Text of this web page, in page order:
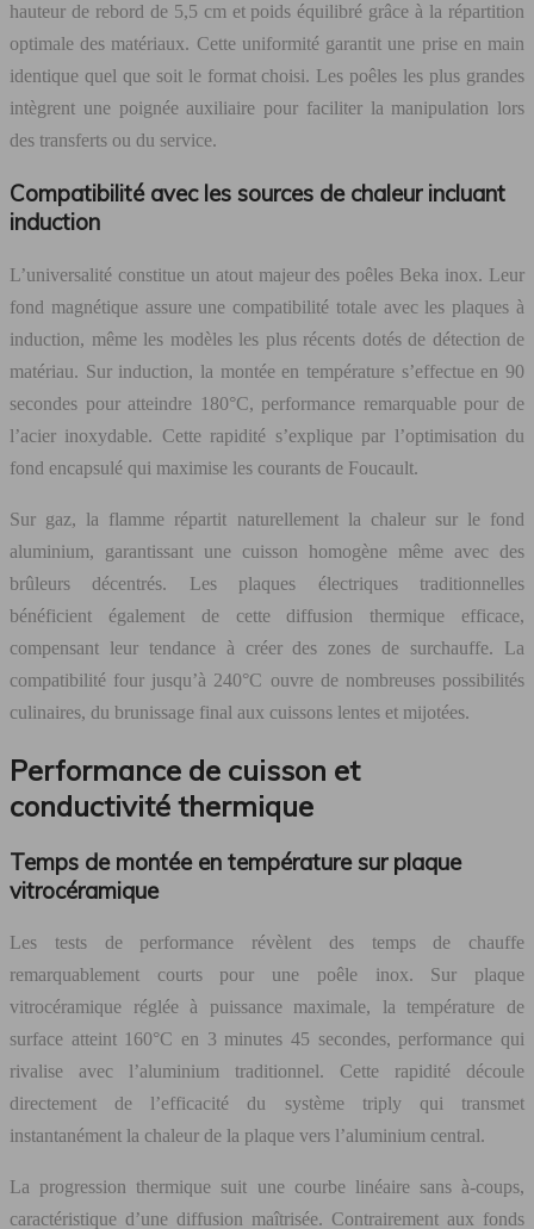
hauteur de rebord de 5,5 cm et poids équilibré grâce à la répartition
optimale des matériaux. Cette uniformité garantit une prise en main
identique quel que soit le format choisi. Les poêles les plus grandes
intègrent une poignée auxiliaire pour faciliter la manipulation lors
des transferts ou du service.
Compatibilité avec les sources de chaleur incluant
induction
L’universalité constitue un atout majeur des poêles Beka inox. Leur
fond magnétique assure une compatibilité totale avec les plaques à
induction, même les modèles les plus récents dotés de détection de
matériau. Sur induction, la montée en température s’effectue en 90
secondes pour atteindre 180°C, performance remarquable pour de
l’acier inoxydable. Cette rapidité s’explique par l’optimisation du
fond encapsulé qui maximise les courants de Foucault.
Sur gaz, la flamme répartit naturellement la chaleur sur le fond
aluminium, garantissant une cuisson homogène même avec des
brûleurs décentrés. Les plaques électriques traditionnelles
bénéficient également de cette diffusion thermique efficace,
compensant leur tendance à créer des zones de surchauffe. La
compatibilité four jusqu’à 240°C ouvre de nombreuses possibilités
culinaires, du brunissage final aux cuissons lentes et mijotées.
Performance de cuisson et
conductivité thermique
Temps de montée en température sur plaque
vitrocéramique
Les tests de performance révèlent des temps de chauffe
remarquablement courts pour une poêle inox. Sur plaque
vitrocéramique réglée à puissance maximale, la température de
surface atteint 160°C en 3 minutes 45 secondes, performance qui
rivalise avec l’aluminium traditionnel. Cette rapidité découle
directement de l’efficacité du système triply qui transmet
instantanément la chaleur de la plaque vers l’aluminium central.
La progression thermique suit une courbe linéaire sans à-coups,
caractéristique d’une diffusion maîtrisée. Contrairement aux fonds